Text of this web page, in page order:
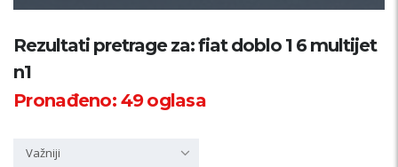
Kategorija
Županija
Rezultati pretrage za: fiat doblo 1 6 multijet
n1
Pronađeno:49oglasa
Važniji